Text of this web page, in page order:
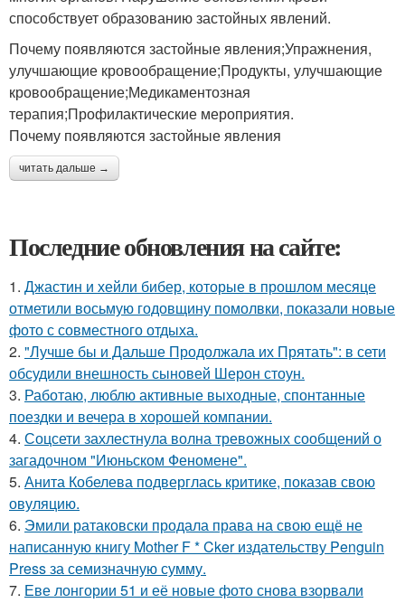
способствует образованию застойных явлений.
Почему появляются застойные явления;Упражнения,
улучшающие кровообращение;Продукты, улучшающие
кровообращение;Медикаментозная
терапия;Профилактические мероприятия.
Почему появляются застойные явления
читать дальше →
Последние обновления на сайте:
1. Джастин и хейли бибер, которые в прошлом месяце
отметили восьмую годовщину помолвки, показали новые
фото с совместного отдыха.
2. "Лучше бы и Дальше Продолжала их Прятать": в сети
обсудили внешность сыновей Шерон стоун.
3. Работаю, люблю активные выходные, спонтанные
поездки и вечера в хорошей компании.
4. Соцсети захлестнула волна тревожных сообщений о
загадочном "Июньском Феномене".
5. Анита Кобелева подверглась критике, показав свою
овуляцию.
6. Эмили ратаковски продала права на свою ещё не
написанную книгу Mother F * Cker издательству Penguin
Press за семизначную сумму.
7. Еве лонгории 51 и её новые фото снова взорвали